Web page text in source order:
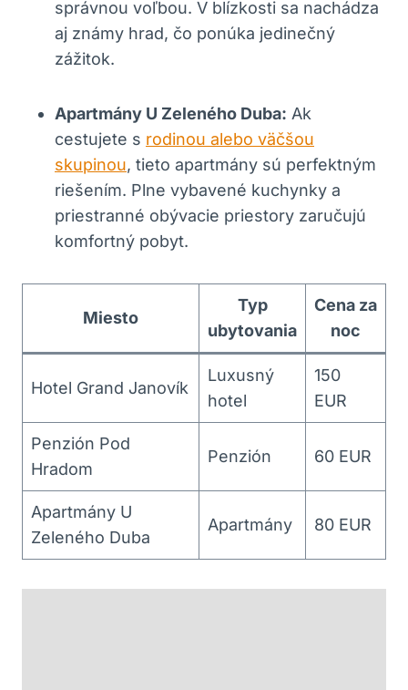
správnou voľbou. V blízkosti sa ⁣nachádza
‍aj ‌známy hrad, čo‍ ponúka jedinečný
⁢zážitok.
Apartmány ⁣U Zeleného Duba: Ak
cestujete s rodinou alebo ⁢väčšou‍
skupinou,⁤ tieto apartmány sú ‌perfektným⁣
riešením.‌ Plne vybavené kuchynky a
priestranné ​obývacie priestory ​zaručujú
komfortný pobyt.
Miesto
Typ
ubytovania
Cena‌ za
noc
Hotel Grand Janovík
Luxusný
hotel
150
EUR
Penzión Pod
⁣Hradom
Penzión 60 EUR
Apartmány U⁣
Zeleného Duba
Apartmány 80 EUR